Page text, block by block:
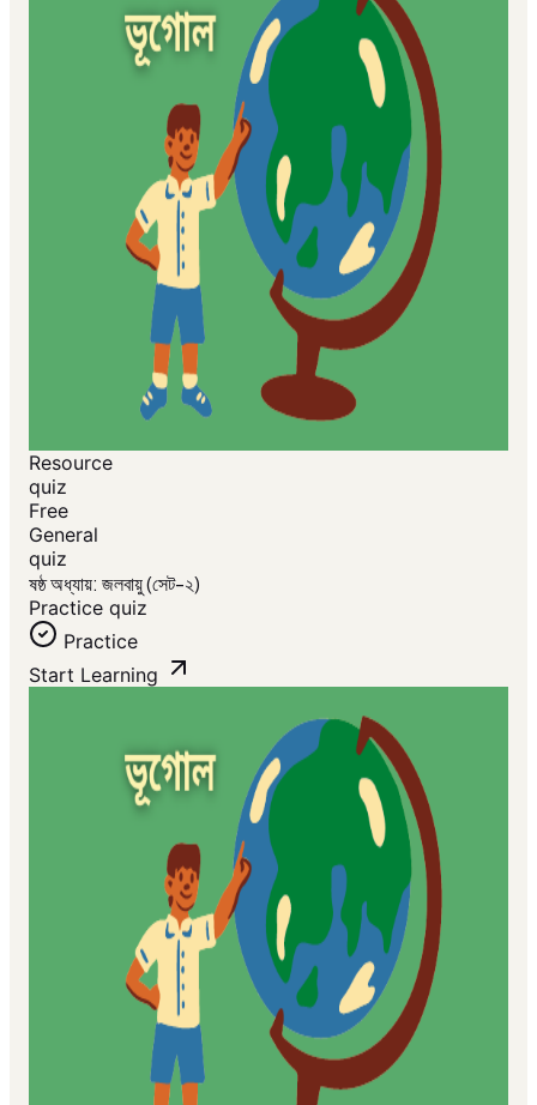
Resource
quiz
Free
General
quiz
ষষ্ঠ অধ্যায়: জলবায়ু (সেট-২)
Practice quiz
Practice
Start Learning